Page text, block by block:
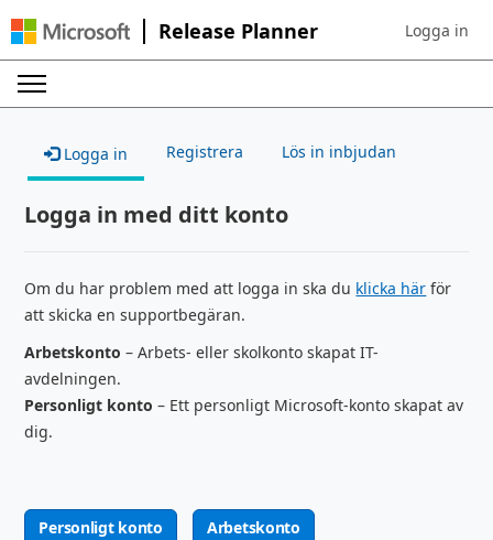
Release Planner Sign in to
Logga in
Logga in Registrera Lös in inbjudan
Logga in med ditt konto
Om du har problem med att logga in ska du klicka här för
att skicka en supportbegäran.
Arbetskonto – Arbets- eller skolkonto skapat IT-
avdelningen.
Personligt konto – Ett personligt Microsoft-konto skapat av
dig.
Personligt konto Arbetskonto